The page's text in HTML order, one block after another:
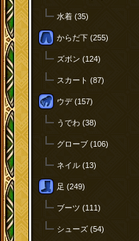
水着 (35)
からだ下 (255)
ズボン (124)
スカート (87)
ウデ (157)
うでわ (38)
グローブ (106)
ネイル (13)
足 (249)
ブーツ (111)
シューズ (54)